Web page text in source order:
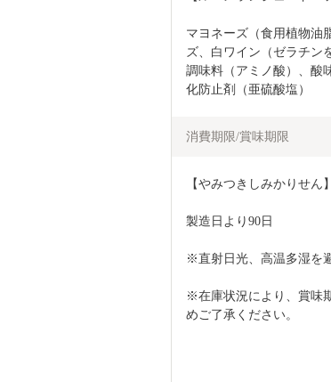
マヨネーズ（食用植物油
ズ、白ワイン（ゼラチン
調味料（アミノ酸）、酸
化防止剤（亜硫酸塩）
消費期限/賞味期限
【やみつきしみかりせん】
製造日より90日
※直射日光、高温多湿を
※在庫状況により、賞味
めご了承ください。